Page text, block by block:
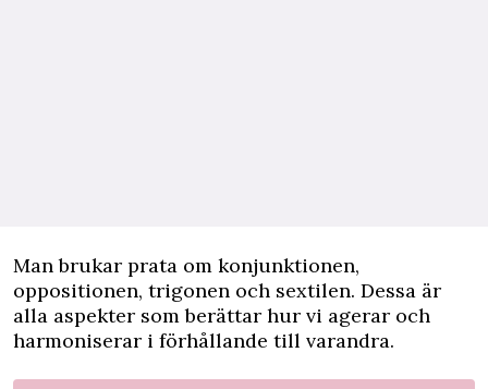
Man brukar prata om konjunktionen,
oppositionen, trigonen och sextilen. Dessa är
alla aspekter som berättar hur vi agerar och
harmoniserar i förhållande till varandra.